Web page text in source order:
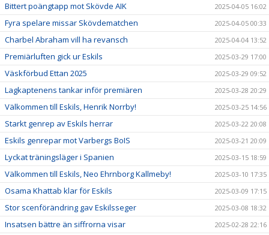
Bittert poängtapp mot Skövde AIK 2025-04-05 16:02
Fyra spelare missar Skövdematchen 2025-04-05 00:33
Charbel Abraham vill ha revansch 2025-04-04 13:52
Premiärluften gick ur Eskils 2025-03-29 17:00
Väskförbud Ettan 2025 2025-03-29 09:52
Lagkaptenens tankar inför premiären 2025-03-28 20:29
Välkommen till Eskils, Henrik Norrby! 2025-03-25 14:56
Starkt genrep av Eskils herrar 2025-03-22 20:08
Eskils genrepar mot Varbergs BoIS 2025-03-21 20:09
Lyckat träningsläger i Spanien 2025-03-15 18:59
Välkommen till Eskils, Neo Ehrnborg Kallmeby! 2025-03-10 17:35
Osama Khattab klar för Eskils 2025-03-09 17:15
Stor scenförändring gav Eskilsseger 2025-03-08 18:32
Insatsen bättre än siffrorna visar 2025-02-28 22:16